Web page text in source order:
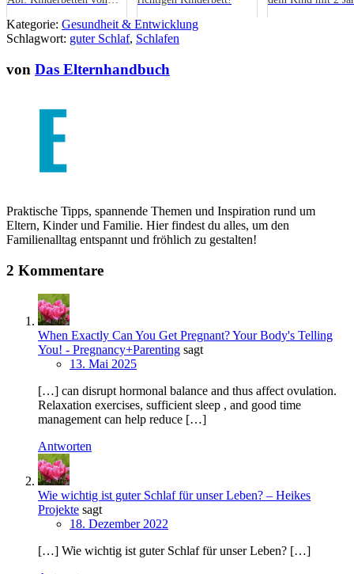
Kategorie: Gesundheit & Entwicklung
Schlagwort: guter Schlaf, Schlafen
von Das Elternhandbuch
Praktische Tipps, spannende Themen und Inspiration rund um
Eltern, Kinder und Familie. Hier findest du alles, um den
Familienalltag entspannt und fröhlich zu gestalten!
2 Kommentare
When Exactly Can You Get Pregnant? Your Body's Telling
You! - Pregnancy+Parenting sagt
13. Mai 2025
[…] can disrupt hormonal balance and thus affect ovulation.
Relaxation exercises, sufficient sleep , and good time
management can help reduce […]
Antworten
Wie wichtig ist guter Schlaf für unser Leben? – Heikes
Projekte sagt
18. Dezember 2022
[…] Wie wichtig ist guter Schlaf für unser Leben? […]